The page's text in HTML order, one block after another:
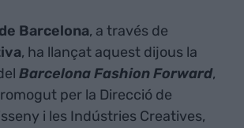
Barcelona, a través de
, ha llançat aquest dijous la
Barcelona Fashion Forward,
per la Direcció de
i les Indústries Creatives,